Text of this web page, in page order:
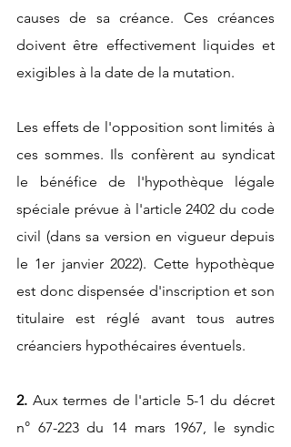
causes de sa créance. Ces créances
doivent être effectivement liquides et
exigibles à la date de la mutation.
Les effets de l'opposition sont limités à
ces sommes. Ils confèrent au syndicat
le bénéfice de l'hypothèque légale
spéciale prévue à l'article 2402 du code
civil (dans sa version en vigueur depuis
le 1er janvier 2022). Cette hypothèque
est donc dispensée d'inscription et son
titulaire est réglé avant tous autres
créanciers hypothécaires éventuels.
2. Aux termes de l'article 5-1 du décret
n° 67-223 du 14 mars 1967, le syndic